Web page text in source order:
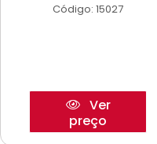
Código: 15027
Ver
preço